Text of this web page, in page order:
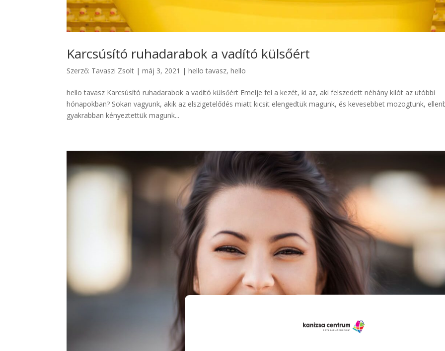
Karcsúsító ruhadarabok a vadító külsőért
Szerző: Tavaszi Zsolt |máj 3, 2021 |hello tavasz,hello
hello tavasz Karcsúsító ruhadarabok a vadító külsőért Emelje fel a kezét, ki az, aki felszedett néhány kilót az utóbbi
hónapokban? Sokan vagyunk, akik az elszigetelődés miatt kicsit elengedtük magunk, és kevesebbet mozogtunk,
gyakrabban kényeztettük magunk...